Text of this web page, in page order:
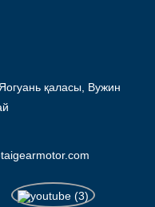
қаласы, Вужин